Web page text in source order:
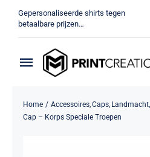
naar
inhoud
Gepersonaliseerde shirts tegen
betaalbare prijzen…
Toggle
Home
Home Accessoires Caps Landmacht
Cap – Korps Speciale Troepen